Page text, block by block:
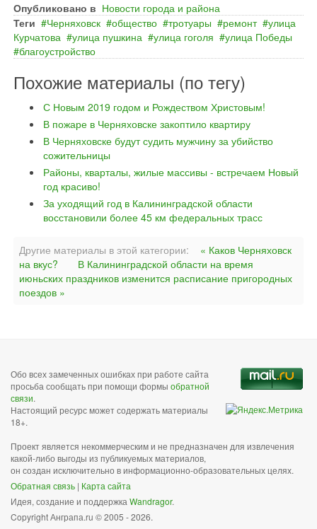
Опубликовано в Новости города и района
Теги
Черняховск общество тротуары ремонт
улица
Курчатова
улица пушкина улица гоголя
улица Победы
благоустройство
Похожие материалы (по тегу)
С Новым 2019 годом и Рождеством Христовым!
В пожаре в Черняховске закоптило квартиру
В Черняховске будут судить мужчину за убийство
сожительницы
Районы, кварталы, жилые массивы - встречаем Новый
год красиво!
За уходящий год в Калининградской области
восстановили более 45 км федеральных трасс
Другие материалы в этой категории:
« Каков Черняховск
на вкус?
В Калининградской области на время
июньских праздников изменится расписание пригородных
поездов »
Обо всех замеченных ошибках при работе сайта
просьба сообщать при помощи формы обратной
связи.
Настоящий ресурс может содержать материалы
18+.
Проект является некоммерческим и не предназначен для извлечения
какой-либо выгоды из публикуемых материалов,
он создан исключительно в информационно-образовательных целях.
Обратная связь | Карта сайта
Идея, создание и поддержка Wandragor.
Copyright Анграпа.ru © 2005 - 2026.